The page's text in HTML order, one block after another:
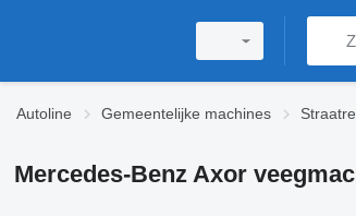
Autoline Gemeentelijke machines
Mercedes-Benz Axor